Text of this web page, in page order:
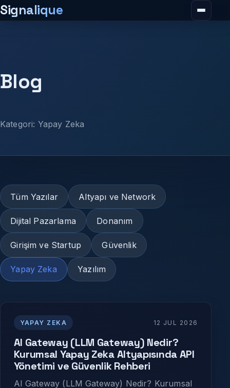
Signalique
Blog
Kategori: Yapay Zeka
Tüm Yazılar Altyapı ve Network
Dijital Pazarlama Donanım
Girişim ve Startup Güvenlik
Yapay Zeka Yazılım
YAPAY ZEKA 12 JUL 2026
AI Gateway (LLM Gateway) Nedir?
Kurumsal Yapay Zeka Altyapısında API
Yönetimi ve Güvenlik Rehberi
AI Gateway (LLM Gateway) Nedir? Kurumsal